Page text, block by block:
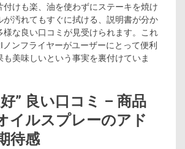
付けも楽、油を使わずにステーキを焼け
が汚れてもすぐに拭ける、説明書が分か
様な良い口コミが見受けられます。これ
ノンフライヤーがユーザーにとって便利
も美味しいという事実を裏付けていま
” 良い口コミ – 商品
イルスプレーのアド
待感